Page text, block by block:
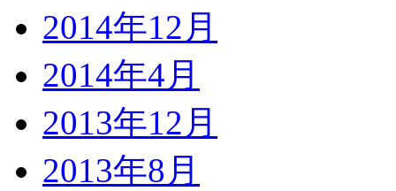
2014年12月
2014年4月
2013年12月
2013年8月